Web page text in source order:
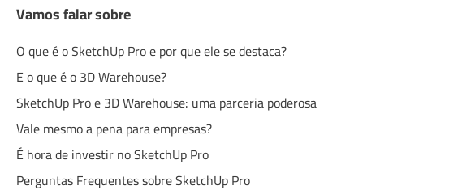
Vamos falar sobre
O que é o SketchUp Pro e por que ele se destaca?
E o que é o 3D Warehouse?
SketchUp Pro e 3D Warehouse: uma parceria poderosa
Vale mesmo a pena para empresas?
É hora de investir no SketchUp Pro
Perguntas Frequentes sobre SketchUp Pro